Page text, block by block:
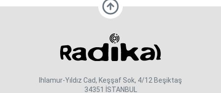
Ihlamur-Yıldız Cad, Keşşaf Sok, 4/12 Beşiktaş
34351 İSTANBUL